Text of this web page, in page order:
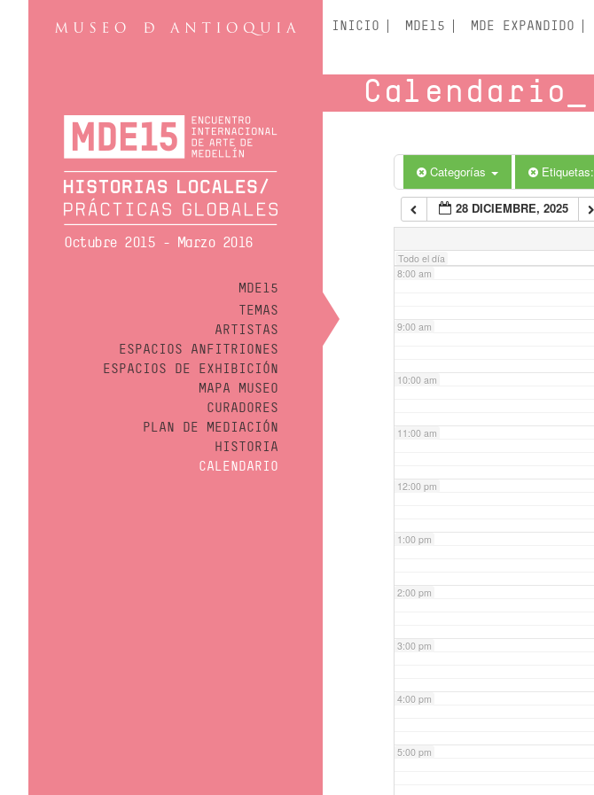
Octubre 2015 - Marzo 2016
MDE15
TEMAS
ARTISTAS
ESPACIOS ANFITRIONES
ESPACIOS DE EXHIBICIÓN
MAPA MUSEO
CURADORES
PLAN DE MEDIACIÓN
HISTORIA
CALENDARIO
INICIO MDE15 MDE EXPANDIDO
Calendario
Categorías Etiquetas:
28 DICIEMBRE, 2025
Todo el día
5:00 am
6:00 am
7:00 am
8:00 am
9:00 am
10:00 am
11:00 am
12:00 pm
1:00 pm
2:00 pm
3:00 pm
4:00 pm
5:00 pm